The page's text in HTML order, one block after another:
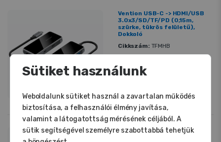
Vention USB-C -> HDMI/USB
3.0x3/SD/TF/PD (0,15m,
szürke, tükrös felületű),
Dokkoló
Cikkszám: TFMHB
Készleten
Vention USB-C -> HDMI/
Sütiket használunk
Weboldalunk sütiket használ a zavartalan működés
biztosítása, a felhasználói élmény javítása,
valamint a látogatottság mérésének céljából. A
sütik segítségével személyre szabottabbá tehetjük